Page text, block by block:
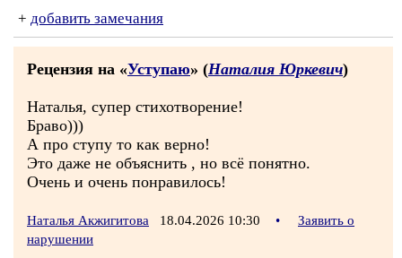
+ добавить замечания
Рецензия на «Уступаю» (Наталия Юркевич)
Наталья, супер стихотворение!
Браво)))
А про ступу то как верно!
Это даже не объяснить , но всё понятно.
Очень и очень понравилось!
Наталья Акжигитова 18.04.2026 10:30 •
Заявить о
нарушении